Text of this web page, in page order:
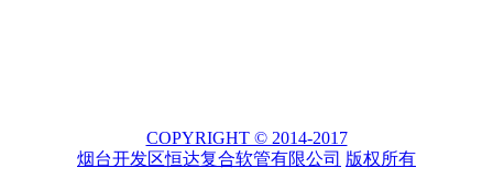
COPYRIGHT © 2014-2017
烟台开发区恒达复合软管有限公司 版权所有